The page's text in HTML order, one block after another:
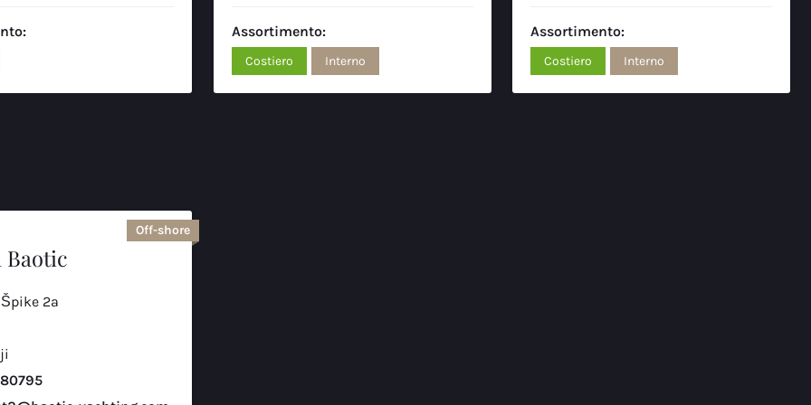
Assortimento:
Costiero Interno
Assortimento:
Costiero Interno
2a
Off-shore